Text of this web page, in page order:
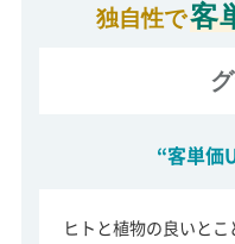
独自性で客
“客単価
ヒトと植物の良いとこ